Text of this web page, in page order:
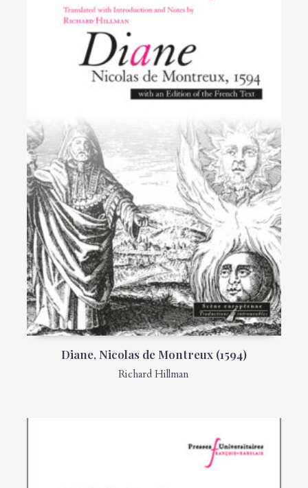
Diane, Nicolas de Montreux (1594)
Richard Hillman